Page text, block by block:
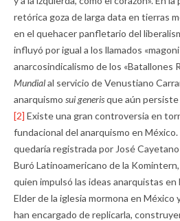
retórica goza de larga data en tierras
en el quehacer panfletario del
influyó por igual a los llamados
anarcosindicalismo de los «Batallones
Mundialal servicio de Venustiano
anarquismo sui generisque aún
[2] Existe una gran controversia en
fundacional del anarquismo en México.
quedaría registrada por José
Buró Latinoamericano de la
quien impulsó las ideas anarquistas
Elder de la iglesia mormona en
han encargado de replicarla,